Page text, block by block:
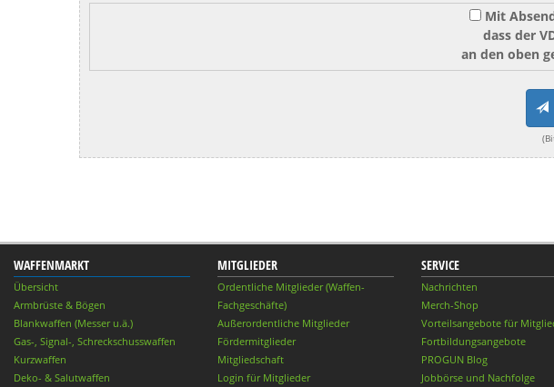
Mit
dass der
an den oben
WAFFENMARKT
Übersicht
Armbrüste & Bögen
Blankwaffen (Messer u.ä.)
Gas-, Signal-, Schreckschusswaffen
Kurzwaffen
Deko- & Salutwaffen
MITGLIEDER
Ordentliche Mitglieder (Waffen-
Fachgeschäfte)
Außerordentliche Mitglieder
Fördermitglieder
Mitgliedschaft
Login für Mitglieder
SERVICE
Nachrichten
Merch-Shop
Vorteilsangebote für
Fortbildungsangebote
PROGUN Blog
Jobbörse und Nachfolge